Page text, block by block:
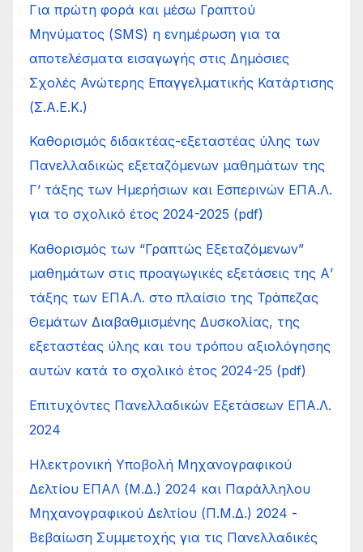
Για πρώτη φορά και μέσω Γραπτού
Μηνύματος (SMS) η ενημέρωση για τα
αποτελέσματα εισαγωγής στις Δημόσιες
Σχολές Ανώτερης Επαγγελματικής Κατάρτισης
(Σ.Α.Ε.Κ.)
Καθορισμός διδακτέας-εξεταστέας ύλης των
Πανελλαδικώς εξεταζόμενων μαθημάτων της
Γ’ τάξης των Ημερήσιων και Εσπερινών ΕΠΑ.Λ.
για το σχολικό έτος 2024-2025 (pdf)
Καθορισμός των “Γραπτώς Εξεταζόμενων”
μαθημάτων στις προαγωγικές εξετάσεις της Α’
τάξης των ΕΠΑ.Λ. στο πλαίσιο της Τράπεζας
Θεμάτων Διαβαθμισμένης Δυσκολίας, της
εξεταστέας ύλης και του τρόπου αξιολόγησης
αυτών κατά το σχολικό έτος 2024-25 (pdf)
Επιτυχόντες Πανελλαδικών Εξετάσεων ΕΠΑ.Λ.
2024
Ηλεκτρονική Υποβολή Μηχανογραφικού
Δελτίου ΕΠΑΛ (Μ.Δ.) 2024 και Παράλληλου
Μηχανογραφικού Δελτίου (Π.Μ.Δ.) 2024 -
Βεβαίωση Συμμετοχής για τις Πανελλαδικές